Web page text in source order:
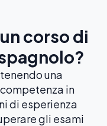
corso di
una
in
di esperienza
gli esami